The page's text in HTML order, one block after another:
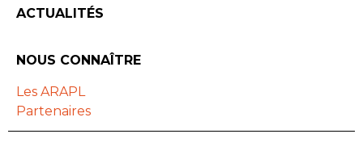
ACTUALITÉS
NOUS CONNAÎTRE
Les ARAPL
Partenaires